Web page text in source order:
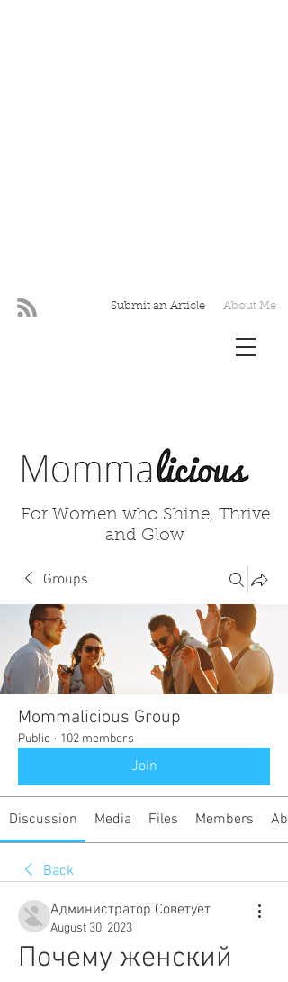
About Me
Submit an Article
For Women who Shine, Thrive
and Glow
Groups
Mommalicious Group
Public · 102 members
Join
Discussion Media Files Members
Back
Администратор Советует
August 30, 2023
Почему женский